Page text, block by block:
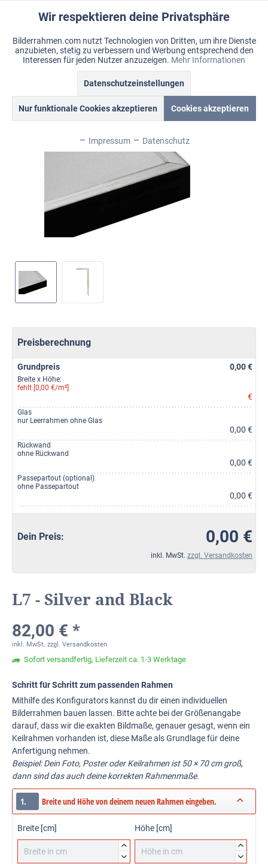
Warenkorb
Merkzettel Mein Konto
Menü
L7
Preisberechnung
Grundpreis 0,00 €
Breite x Höhe:
fehlt [0,00 €/m²]
€
Glas
nur Leerrahmen ohne Glas
0,00 €
Rückwand
ohne Rückwand
0,00 €
Passepartout (optional)
ohne Passepartout
0,00 €
Dein Preis: 0,00 €
inkl. MwSt. zzgl. Versandkosten
L7 - Silver and Black
82,00 € *
inkl. MwSt. zzgl. Versandkosten
Sofort versandfertig, Lieferzeit ca. 1-3 Werktage
Schritt für Schritt zum passenden Rahmen
Mithilfe des Konfigurators kannst du dir einen individuellen
Bilderrahmen bauen lassen. Bitte achte bei der Größenangabe
darauf, dass wir die exakten Bildmaße, genauer gesagt, wenn ein
Keilrahmen vorhanden ist, diese Maße als Grundlage für deine
Anfertigung nehmen.
Beispiel: Dein Foto, Poster oder Keilrahmen ist 50 × 70 cm groß,
dann sind das auch deine korrekten Rahmenmaße.
1. Breite und Höhe von deinem neuen Rahmen eingeben.
Breite [cm]


Höhe [cm]


Funktionale Aktiv
Marketing Inaktiv
Inaktiv
Inaktiv
Wir respektieren deine Privatsphäre
Bilderrahmen.com nutzt Technologien von Dritten, um ihre Dienste
anzubieten, stetig zu verbessern und Werbung entsprechend den
Interessen für jeden Nutzer anzuzeigen. Mehr Informationen
Datenschutzeinstellungen
Nur funktionale Cookies akzeptieren Cookies akzeptieren
Impressum Datenschutz